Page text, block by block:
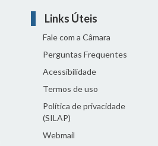
Links Úteis
Fale com a Câmara
Perguntas Frequentes
Acessibilidade
Termos de uso
Política de privacidade
(SILAP)
Webmail